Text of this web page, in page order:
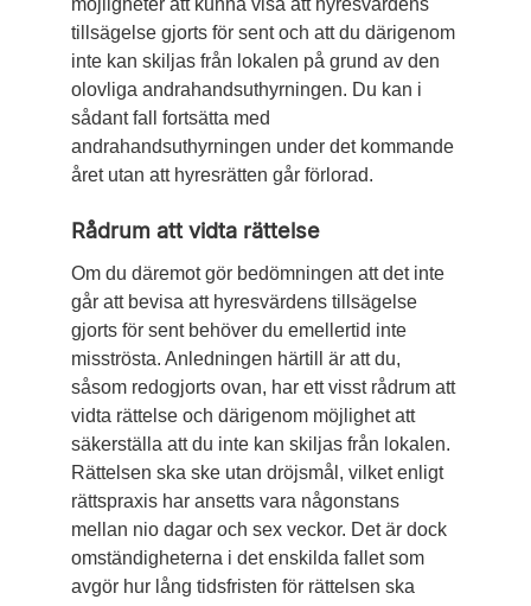
möjligheter att kunna visa att hyresvärdens
tillsägelse gjorts för sent och att du därigenom
inte kan skiljas från lokalen på grund av den
olovliga andrahandsuthyrningen. Du kan i
sådant fall fortsätta med
andrahandsuthyrningen under det kommande
året utan att hyresrätten går förlorad.
Rådrum att vidta rättelse
Om du däremot gör bedömningen att det inte
går att bevisa att hyresvärdens tillsägelse
gjorts för sent behöver du emellertid inte
misströsta. Anledningen härtill är att du,
såsom redogjorts ovan, har ett visst rådrum att
vidta rättelse och därigenom möjlighet att
säkerställa att du inte kan skiljas från lokalen.
Rättelsen ska ske utan dröjsmål, vilket enligt
rättspraxis har ansetts vara någonstans
mellan nio dagar och sex veckor. Det är dock
omständigheterna i det enskilda fallet som
avgör hur lång tidsfristen för rättelsen ska